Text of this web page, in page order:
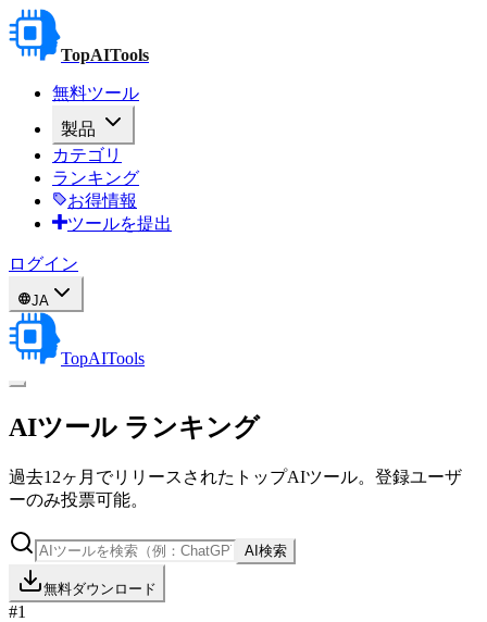
TopAITools
無料ツール
製品
カテゴリ
ランキング
お得情報
ツールを提出
ログイン
JA
TopAITools
AIツール ランキング
過去12ヶ月でリリースされたトップAIツール。登録ユーザ
ーのみ投票可能。
AI検索
無料ダウンロード
#1